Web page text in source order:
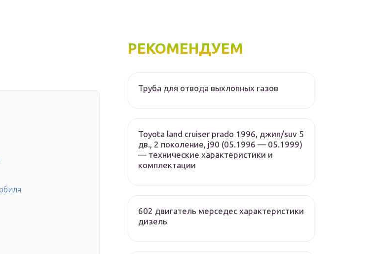
РЕКОМЕНДУЕМ
Труба для отвода выхлопных газов
Toyota land cruiser prado 1996, джип/suv 5
дв., 2 поколение, j90 (05.1996 — 05.1999)
— технические характеристики и
комплектации
602 двигатель мерседес характеристики
дизель